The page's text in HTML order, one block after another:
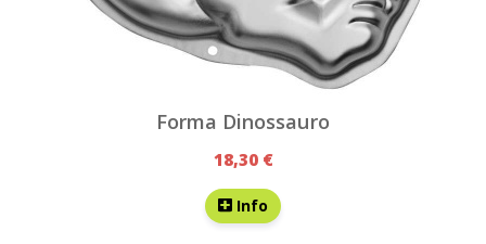
Forma Dinossauro
18,30 €
Info